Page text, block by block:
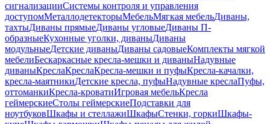
сигнализацииСистемы контроля и управления
доступомМеталлодетекторыМебельМягкая мебельДиваны,
тахтыДиваны прямыеДиваны угловыеДиваны П-
образныеКухонные уголки, диваныДиваны
модульныеДетские диваныДиваны садовыеКомплекты мягкой
мебелиБескаркасные кресла-мешки и диваныНадувные
диваныКреслаКреслаКресла-мешки и пуфыКресла-качалки,
кресла-маятникиДетские кресла, пуфыНадувные креслаПуфы,
оттоманкиКресла-кроватиИгровая мебельКресла
геймерскиеСтолы геймерскиеПодставки для
ноутбуковШкафы и стеллажиШкафыСтенки, горкиШкафы-